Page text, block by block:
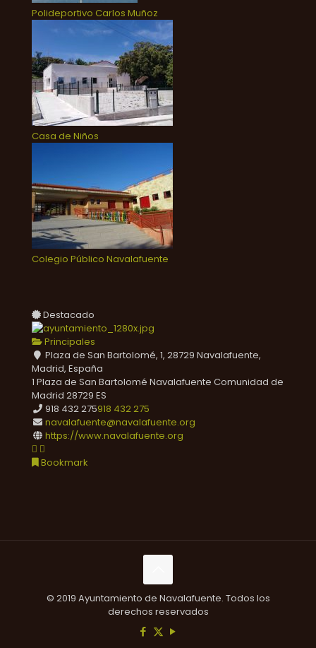
Polideportivo Carlos Muñoz
Casa de Niños
Colegio Público Navalafuente
Destacado
Principales
Plaza de San Bartolomé, 1, 28729 Navalafuente,
Madrid, España
1 Plaza de San Bartolomé Navalafuente Comunidad de
Madrid 28729 ES
918 432 275918 432 275
navalafuente@navalafuente.org
https://www.navalafuente.org
Bookmark
© 2019 Ayuntamiento de Navalafuente. Todos los
derechos reservados